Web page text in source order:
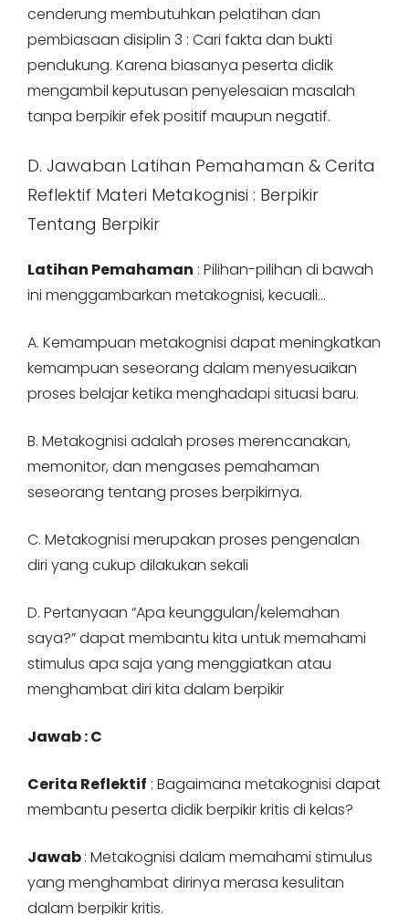
cenderung membutuhkan pelatihan dan
pembiasaan disiplin 3 : Cari fakta dan bukti
pendukung. Karena biasanya peserta didik
mengambil keputusan penyelesaian masalah
tanpa berpikir efek positif maupun negatif.
D. Jawaban Latihan Pemahaman & Cerita
Reflektif Materi Metakognisi : Berpikir
Tentang Berpikir
Latihan Pemahaman : Pilihan-pilihan di bawah
ini menggambarkan metakognisi, kecuali…
A. Kemampuan metakognisi dapat meningkatkan
kemampuan seseorang dalam menyesuaikan
proses belajar ketika menghadapi situasi baru.
B. Metakognisi adalah proses merencanakan,
memonitor, dan mengases pemahaman
seseorang tentang proses berpikirnya.
C. Metakognisi merupakan proses pengenalan
diri yang cukup dilakukan sekali
D. Pertanyaan “Apa keunggulan/kelemahan
saya?” dapat membantu kita untuk memahami
stimulus apa saja yang menggiatkan atau
menghambat diri kita dalam berpikir
Jawab : C
Cerita Reflektif : Bagaimana metakognisi dapat
membantu peserta didik berpikir kritis di kelas?
Jawab: Metakognisi dalam memahami stimulus
yang menghambat dirinya merasa kesulitan
dalam berpikir kritis.